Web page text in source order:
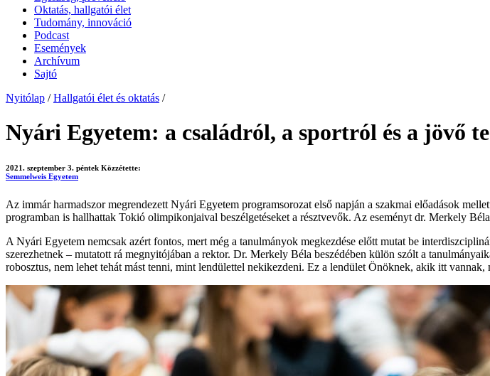
Oktatás, hallgatói élet
Tudomány, innováció
Podcast
Események
Archívum
Sajtó
Nyitólap / Hallgatói élet és oktatás /
Nyári Egyetem: a családról, a sportról és a jövő
2021. szeptember 3. péntek Közzétette:
Semmelweis Egyetem
Az immár harmadszor megrendezett Nyári Egyetem programsorozat első napján a szakmai előadások
programban is hallhattak Tokió olimpikonjaival beszélgetéseket a résztvevők. Az eseményt dr. Merkely
A Nyári Egyetem nemcsak azért fontos, mert még a tanulmányok megkezdése előtt mutat be
szerezhetnek – mutatott rá megnyitójában a rektor. Dr. Merkely Béla beszédében külön szólt a
robosztus, nem lehet tehát mást tenni, mint lendülettel nekikezdeni. Ez a lendület Önöknek, akik itt vannak,